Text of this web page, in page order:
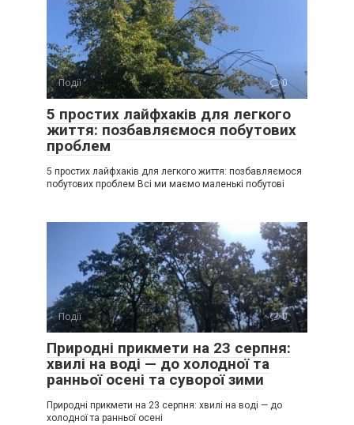
Події 0
5 простих лайфхаків для легкого
життя: позбавляємося побутових
проблем
5 простих лайфхаків для легкого життя: позбавляємося
побутових проблем Всі ми маємо маленькі побутові
Події 0
Природні прикмети на 23 серпня:
хвилі на воді — до холодної та
ранньої осені та суворої зими
Природні прикмети на 23 серпня: хвилі на воді — до
холодної та ранньої осені